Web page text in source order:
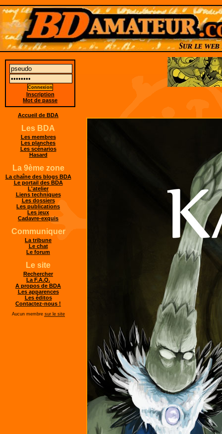
Inscription
Mot de passe
Accueil de BDA
Les BDA
Les membres
Les planches
Les scénarios
Hasard
La 9ème zone
La chaîne des blogs BDA
Le portail des BDA
L'atelier
Liens techniques
Les dossiers
Les publications
Les jeux
Cadavre-exquis
Communiquer
La tribune
Le chat
Le forum
Le site
Rechercher
La F.A.Q.
A propos de BDA
Les apparences
Les éditos
Contactez-nous !
Aucun membre sur le site